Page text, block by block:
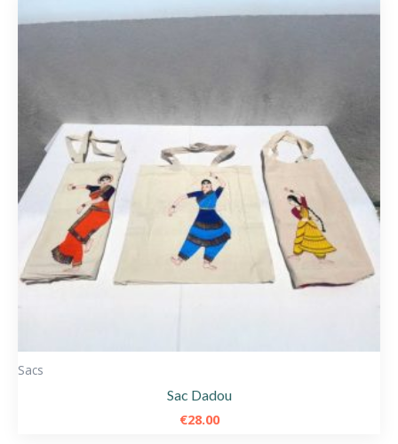
Sacs
Sac Dadou
€28.00